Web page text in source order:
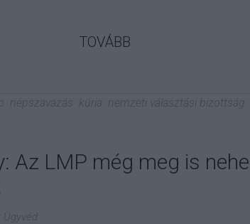
TOVÁBB
népszavazás kúria nemzeti választási bizottság
Az LMP még meg is
Ügyvéd